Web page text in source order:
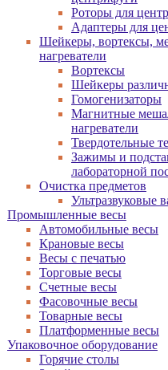
Роторы для
Адаптеры для
Шейкеры, вортексы,
нагреватели
Вортексы
Шейкеры
Гомогенизаторы
Магнитные
нагреватели
Твердотельные
Зажимы и
лабораторной
Очистка предметов
Ультразвуковые
Промышленные весы
Автомобильные весы
Крановые весы
Весы с печатью
Торговые весы
Счетные весы
Фасовочные весы
Товарные весы
Платформенные весы
Упаковочное оборудование
Горячие столы